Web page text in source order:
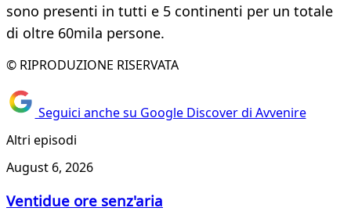
sono presenti in tutti e 5 continenti per un totale
di oltre 60mila persone.
© RIPRODUZIONE RISERVATA
Seguici anche su Google Discover di Avvenire
Altri episodi
August 6, 2026
Ventidue ore senz'aria